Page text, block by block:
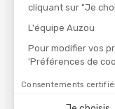
cliquant sur "Je
L'équipe Auzou
Pour modifier vos
'Préférences de
Consentements